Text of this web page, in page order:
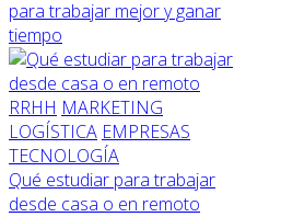
para trabajar mejor y ganar
tiempo
RRHH MARKETING
LOGÍSTICA EMPRESAS
TECNOLOGÍA
Qué estudiar para trabajar
desde casa o en remoto